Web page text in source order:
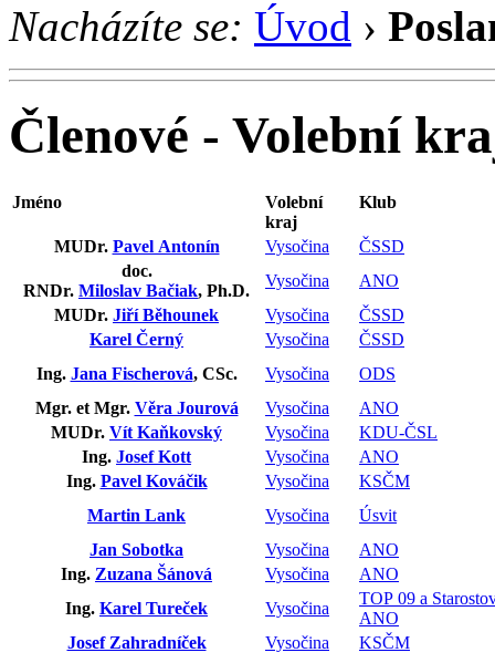
Nacházíte se: Úvod ›
Členové - Volební
Jméno
Volební
kraj
Klub
MUDr. Pavel Antonín Vysočina
ČSSD
doc.
RNDr. Miloslav Bačiak, Ph.D.
Vysočina
ANO
MUDr. Jiří Běhounek Vysočina
ČSSD
Karel Černý
Vysočina
ČSSD
Ing. Jana Fischerová, CSc. Vysočina
ODS
Mgr. et Mgr. Věra Jourová Vysočina
ANO
MUDr. Vít Kaňkovský Vysočina
KDU-ČSL
Ing. Josef Kott Vysočina
ANO
Ing. Pavel Kováčik Vysočina
KSČM
Martin Lank
Vysočina
Úsvit
Jan Sobotka
Vysočina
ANO
Ing. Zuzana Šánová Vysočina
ANO
Ing. Karel Tureček Vysočina
TOP 09 a
ANO
Josef Zahradníček
Vysočina KSČM